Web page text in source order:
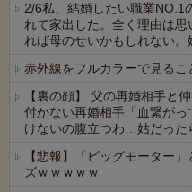
2/6私、結婚したい職業NO.1
れて家出した。全く理由は
れば母のせいかもしれない
赤外線をフルカラーで見る
【裏の顔】 父の再婚相手と
付かない再婚相手「血繋が
けないの腹立つわ…姑だった
【悲報】「ビッグモーター
ズｗｗｗｗｗ